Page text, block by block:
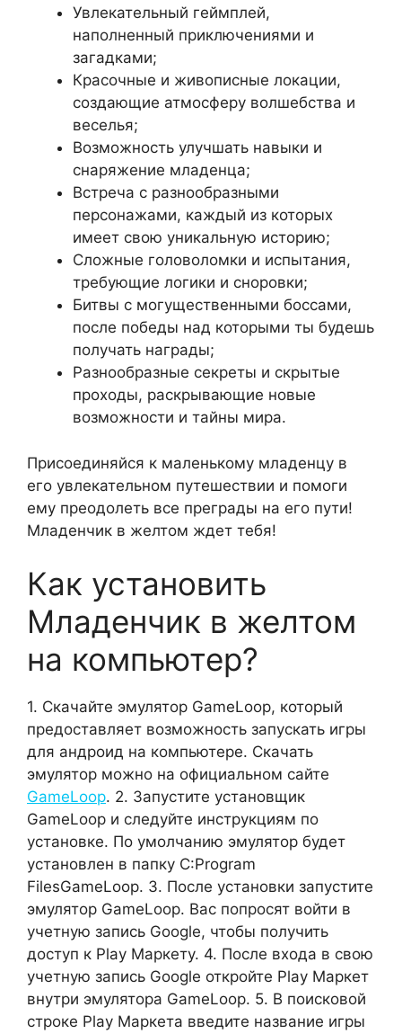
Увлекательный геймплей,
наполненный приключениями и
загадками;
Красочные и живописные локации,
создающие атмосферу волшебства и
веселья;
Возможность улучшать навыки и
снаряжение младенца;
Встреча с разнообразными
персонажами, каждый из которых
имеет свою уникальную историю;
Сложные головоломки и испытания,
требующие логики и сноровки;
Битвы с могущественными боссами,
после победы над которыми ты будешь
получать награды;
Разнообразные секреты и скрытые
проходы, раскрывающие новые
возможности и тайны мира.
Присоединяйся к маленькому младенцу в
его увлекательном путешествии и помоги
ему преодолеть все преграды на его пути!
Младенчик в желтом ждет тебя!
Как установить
Младенчик в желтом
на компьютер?
1. Скачайте эмулятор GameLoop, который
предоставляет возможность запускать игры
для андроид на компьютере. Скачать
эмулятор можно на официальном сайте
GameLoop. 2. Запустите установщик
GameLoop и следуйте инструкциям по
установке. По умолчанию эмулятор будет
установлен в папку C:Program
FilesGameLoop. 3. После установки запустите
эмулятор GameLoop. Вас попросят войти в
учетную запись Google, чтобы получить
доступ к Play Маркету. 4. После входа в свою
учетную запись Google откройте Play Маркет
внутри эмулятора GameLoop. 5. В поисковой
строке Play Маркета введите название игры